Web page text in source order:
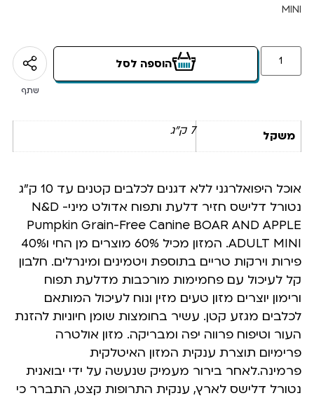
MINI
הוספה לסל
שתף
משקל 7 ק"ג
אוכל היפואלרגני ללא דגנים לכלבים קטנים עד 10 ק”ג
נטורל דלישס חזיר דלעת ותפוח אדולט מיני- N&D
Pumpkin Grain-Free Canine BOAR AND APPLE
ADULT MINI. המזון מכיל 60% מוצרים מן החי ו40%
פירות וירקות טריים בתוספת ויטמינים ומינרלים. חלבון
קל לעיכול עם פחמימות מורכבות מדלעת תפוח
ורימון יוצרים מזון טעים מזין ונוח לעיכול המותאם
לכלבים מגזע קטן. עשיר בחומצות שומן חיוניות להזנת
העור וטיפוח פרווה יפה ומבריקה. מזון אולטרה
פרימיום תוצרת ענקית המזון האיטלקית
פרמינה.לאחר בירור מעמיק שנעשה על ידי יבואנית
נטורל דלישס לארץ, ענקית התרופות קצט, התברר כי